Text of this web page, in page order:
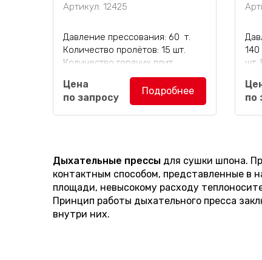
Артикул: 12425
Давление прессования: 60 т.
Количество пролётов: 15 шт.
Количество горячих плит
Облегченный дыхательный
пресс для сушки шпона DPFV-
хвойных...
Цена
по запросу
Подробнее
140
шт.
по
Дыхательные прессы для сушки шпона.
контактным способом, представленные в
площади, невысокому расходу
Принцип работы дыхательного пресса
внутри них.